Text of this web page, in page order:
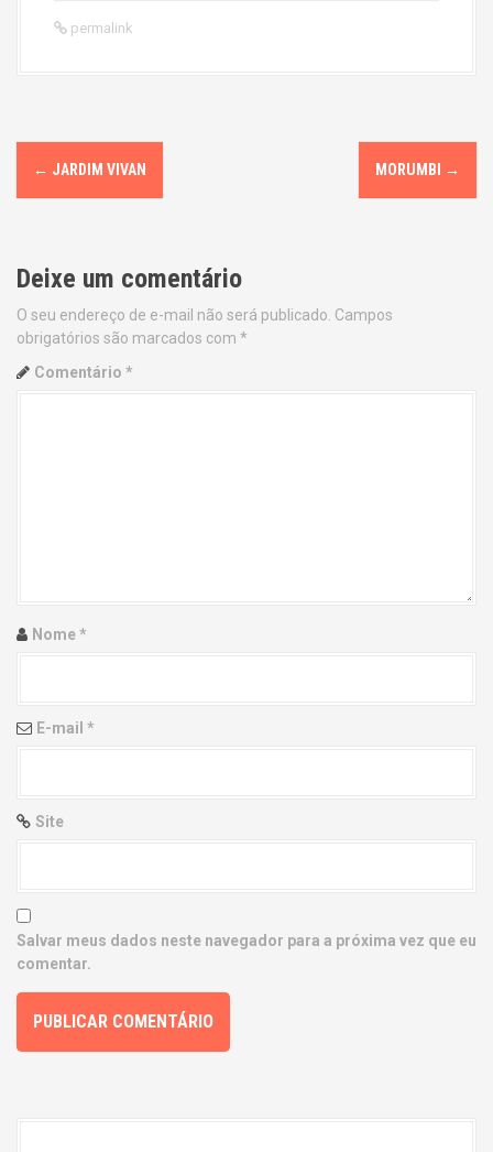
permalink
P
o
t
n
a
i
n
← JARDIM VIVAN MORUMBI →
Deixe um comentário
O seu endereço de e-mail não será publicado. Campos
obrigatórios são marcados com *
Comentário *
Nome*
E-mail *
Site
Salvar meus dados neste navegador para a próxima vez que eu
comentar.